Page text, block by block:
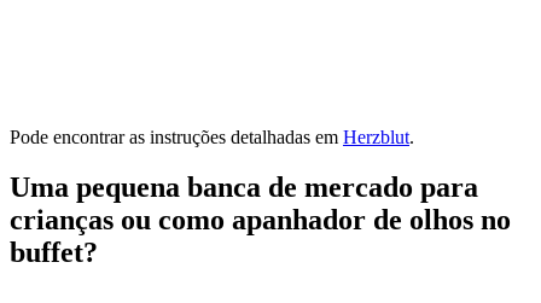
Pode encontrar as instruções detalhadas em Herzblut.
Uma pequena banca de mercado para
crianças ou como apanhador de olhos no
buffet?